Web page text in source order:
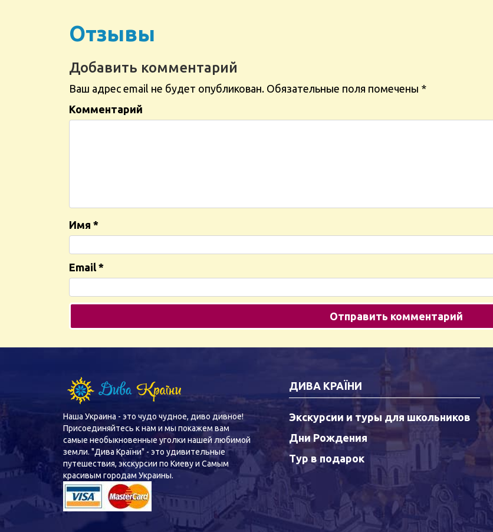
Отзывы
Добавить комментарий
Ваш адрес email не будет опубликован. Обязательные поля помечены *
Комментарий
Имя *
Email *
Наша Украина - это чудо чудное, диво дивное!
Присоединяйтесь к нам и мы покажем вам
самые необыкновенные уголки нашей любимой
земли. "Дива Країни" - это удивительные
путешествия, экскурсии по Киеву и Самым
красивым городам Украины.
ДИВА КРАЇНИ
Экскурсии и туры для школьников
Дни Рождения
Тур в подарок